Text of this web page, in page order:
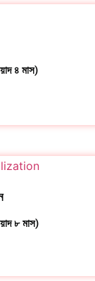
৪ মাস)
৮ মাস)